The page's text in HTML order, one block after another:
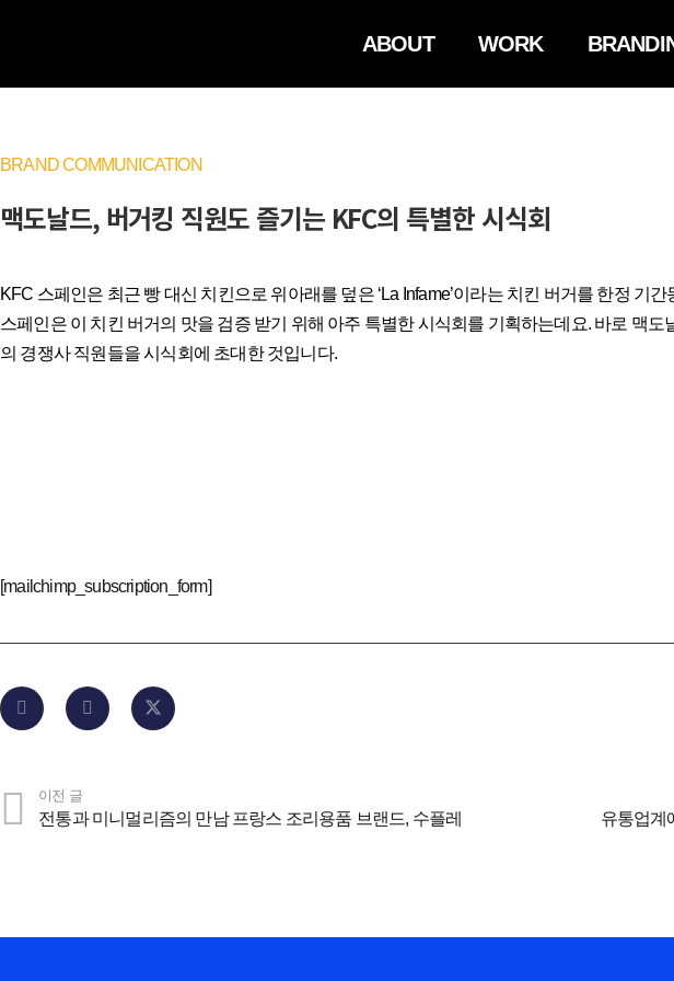
ABOUT WORK
BRAND COMMUNICATION
맥도날드, 버거킹 직원도 즐기는 KFC의 특별한 시식회
KFC 스페인은 최근 빵 대신 치킨으로 위아래를 덮은 ‘La Infame’이라는 치킨 버거를 한정 기
스페인은 이 치킨 버거의 맛을 검증 받기 위해 아주 특별한 시식회를 기획하는데요. 바로 맥도
의 경쟁사 직원들을 시식회에 초대한 것입니다.
[mailchimp_subscription_form]
이전 글
전통과 미니멀리즘의 만남 프랑스 조리용품 브랜드, 수플레 유통업계